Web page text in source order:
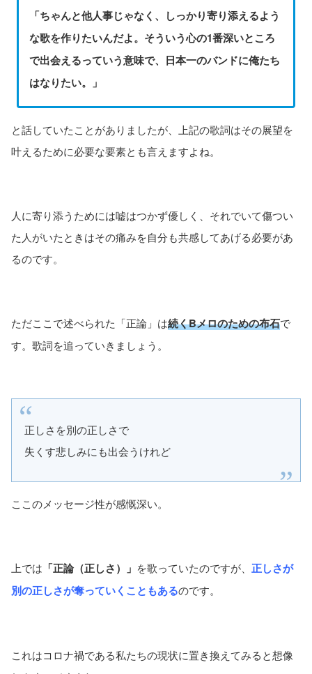
「ちゃんと他人事じゃなく、しっかり寄り添えるよう
な歌を作りたいんだよ。そういう心の1番深いところ
で出会えるっていう意味で、日本一のバンドに俺たち
はなりたい。」
と話していたことがありましたが、上記の歌詞はその展望を
叶えるために必要な要素とも言えますよね。
人に寄り添うためには嘘はつかず優しく、それでいて傷つい
た人がいたときはその痛みを自分も共感してあげる必要があ
るのです。
ただここで述べられた「正論」は続くBメロのための布石で
す。歌詞を追っていきましょう。
正しさを別の正しさで
失くす悲しみにも出会うけれど
ここのメッセージ性が感慨深い。
上では 「正論（正しさ）」 を歌っていたのですが、 正しさが
別の正しさが奪っていくこともあるのです。
これはコロナ禍である私たちの現状に置き換えてみると想像